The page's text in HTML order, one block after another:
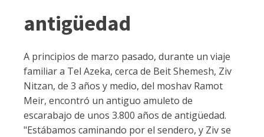
antigüedad
A principios de marzo pasado, durante un viaje
familiar a Tel Azeka, cerca de Beit Shemesh, Ziv
Nitzan, de 3 años y medio, del moshav Ramot
Meir, encontró un antiguo amuleto de
escarabajo de unos 3.800 años de antigüedad.
"Estábamos caminando por el sendero, y Ziv se